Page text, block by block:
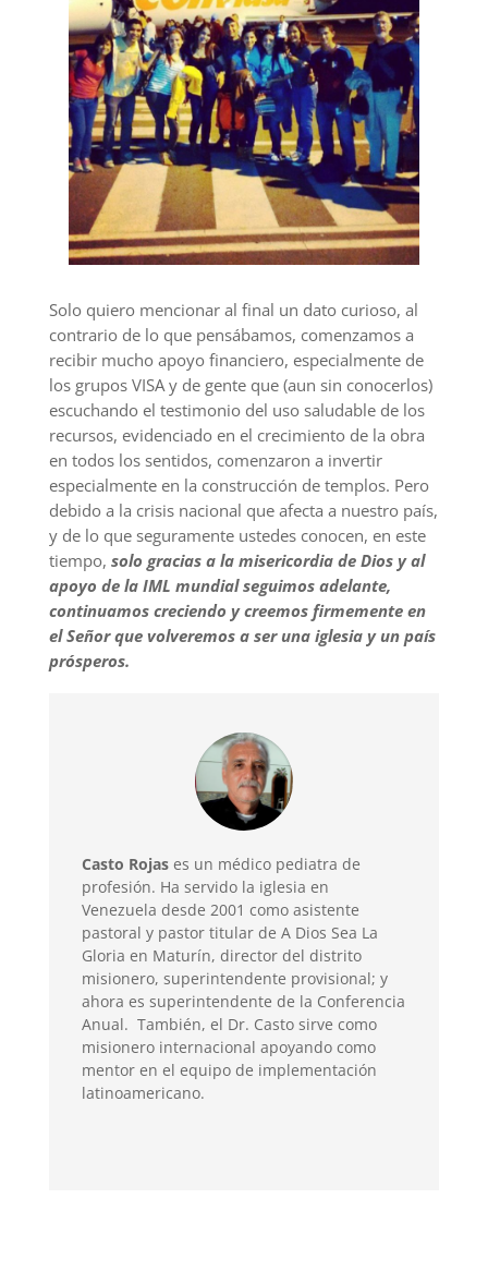
Solo quiero mencionar al final un dato curioso, al
contrario de lo que pensábamos, comenzamos a
recibir mucho apoyo financiero, especialmente de
los grupos VISA y de gente que (aun sin conocerlos)
escuchando el testimonio del uso saludable de los
recursos, evidenciado en el crecimiento de la obra
en todos los sentidos, comenzaron a invertir
especialmente en la construcción de templos. Pero
debido a la crisis nacional que afecta a nuestro país,
y de lo que seguramente ustedes conocen, en este
tiempo, solo gracias a la misericordia de Dios y al
apoyo de la IML mundial seguimos adelante,
continuamos creciendo y creemos firmemente en
el Señor que volveremos a ser una iglesia y un país
prósperos.
Casto Rojas es un médico pediatra de
profesión. Ha servido la iglesia en
Venezuela desde 2001 como asistente
pastoral y pastor titular de A Dios Sea La
Gloria en Maturín, director del distrito
misionero, superintendente provisional; y
ahora es superintendente de la Conferencia
Anual. También, el Dr. Casto sirve como
misionero internacional apoyando como
mentor en el equipo de implementación
latinoamericano.